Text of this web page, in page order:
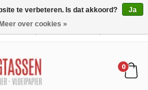
0
te verbeteren. Is dat akkoord?
Ja
Meer over cookies »